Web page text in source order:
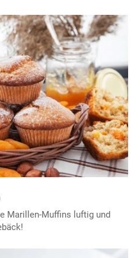
Marillen-Muffins luftig und